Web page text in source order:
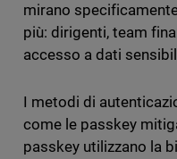
mirano
più: dirigenti, team
accesso a dati
I metodi di
come le passkey
passkey utilizzano la